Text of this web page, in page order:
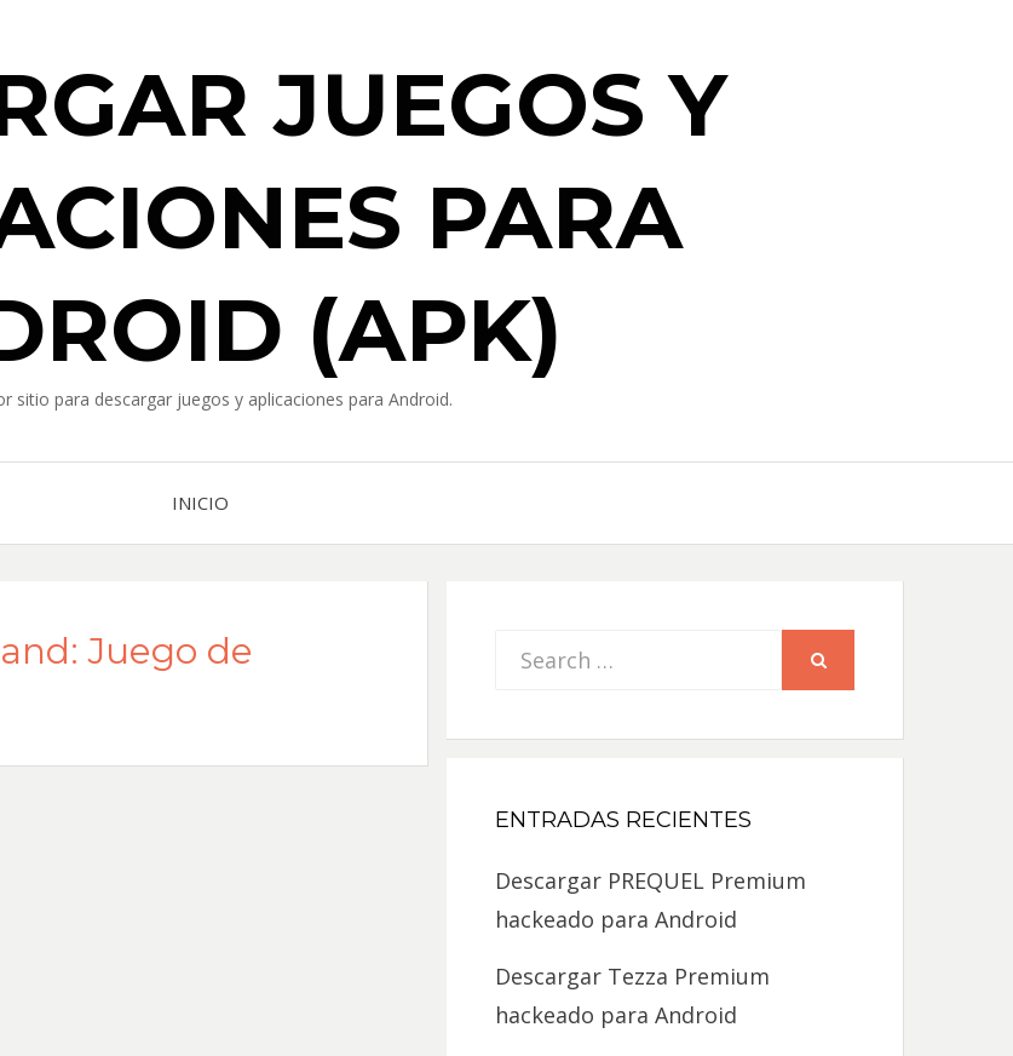
JUEGOS Y
PARA
(APK)
sitio para descargar juegos y aplicaciones para Android.
INICIO
Juego de
Search
ENTRADAS RECIENTES
Descargar PREQUEL Premium
hackeado para Android
Descargar Tezza Premium
hackeado para Android